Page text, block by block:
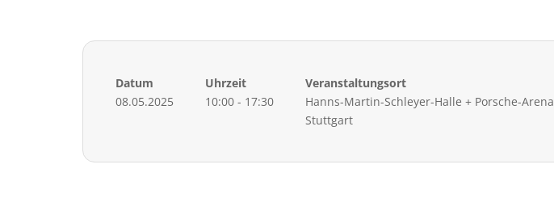
Datum
08.05.2025
Uhrzeit
10:00 - 17:30
Veranstaltungsort
Hanns-Martin-Schleyer-Halle + Porsche-Arena
Stuttgart